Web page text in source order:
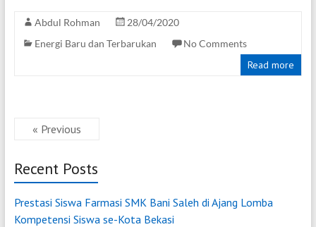
Abdul Rohman
28/04/2020
Energi Baru dan Terbarukan
No Comments
Read more
« Previous
Recent Posts
Prestasi Siswa Farmasi SMK Bani Saleh di Ajang Lomba
Kompetensi Siswa se-Kota Bekasi